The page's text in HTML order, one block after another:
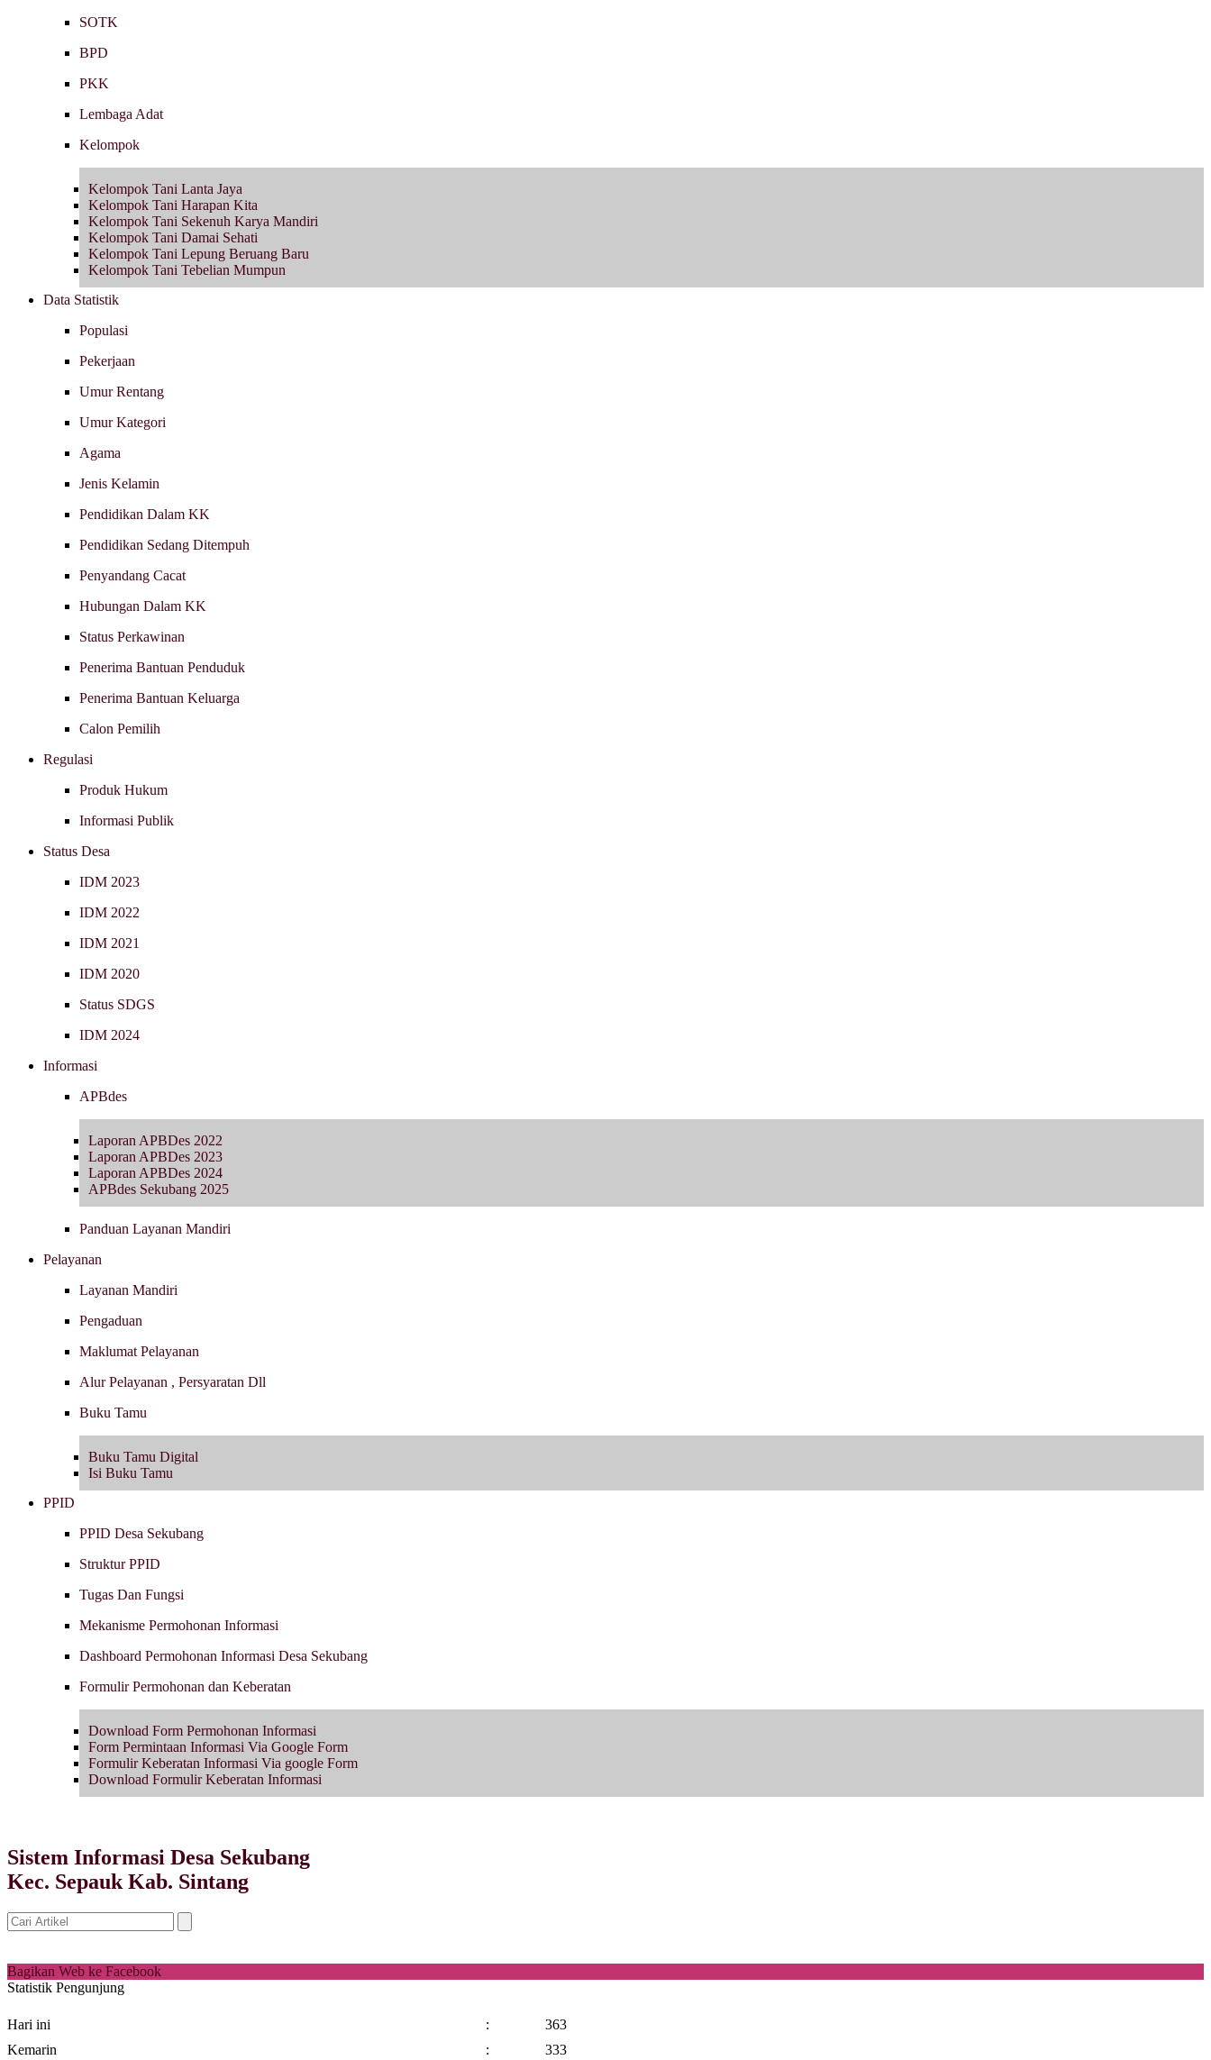
SOTK
BPD
PKK
Lembaga Adat
Kelompok
Kelompok Tani Lanta Jaya
Kelompok Tani Harapan Kita
Kelompok Tani Sekenuh Karya Mandiri
Kelompok Tani Damai Sehati
Kelompok Tani Lepung Beruang Baru
Kelompok Tani Tebelian Mumpun
Data Statistik
Populasi
Pekerjaan
Umur Rentang
Umur Kategori
Agama
Jenis Kelamin
Pendidikan Dalam KK
Pendidikan Sedang Ditempuh
Penyandang Cacat
Hubungan Dalam KK
Status Perkawinan
Penerima Bantuan Penduduk
Penerima Bantuan Keluarga
Calon Pemilih
Regulasi
Produk Hukum
Informasi Publik
Status Desa
IDM 2023
IDM 2022
IDM 2021
IDM 2020
Status SDGS
IDM 2024
Informasi
APBdes
Laporan APBDes 2022
Laporan APBDes 2023
Laporan APBDes 2024
APBdes Sekubang 2025
Panduan Layanan Mandiri
Pelayanan
Layanan Mandiri
Pengaduan
Maklumat Pelayanan
Alur Pelayanan , Persyaratan Dll
Buku Tamu
Buku Tamu Digital
Isi Buku Tamu
PPID
PPID Desa Sekubang
Struktur PPID
Tugas Dan Fungsi
Mekanisme Permohonan Informasi
Dashboard Permohonan Informasi Desa Sekubang
Formulir Permohonan dan Keberatan
Download Form Permohonan Informasi
Form Permintaan Informasi Via Google Form
Formulir Keberatan Informasi Via google Form
Download Formulir Keberatan Informasi
Sistem Informasi Desa Sekubang
Kec. Sepauk Kab. Sintang
Bagikan Web ke Facebook
Statistik Pengunjung
Hari ini :
363
Kemarin
: 333